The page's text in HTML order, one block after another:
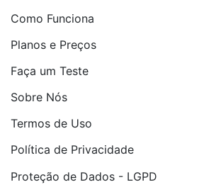
Como Funciona
Planos e Preços
Faça um Teste
Sobre Nós
Termos de Uso
Política de Privacidade
Proteção de Dados - LGPD